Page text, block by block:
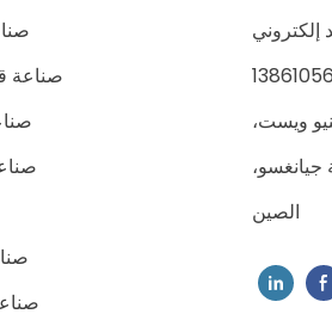
صناعة
أفينيو ويست،
الصين